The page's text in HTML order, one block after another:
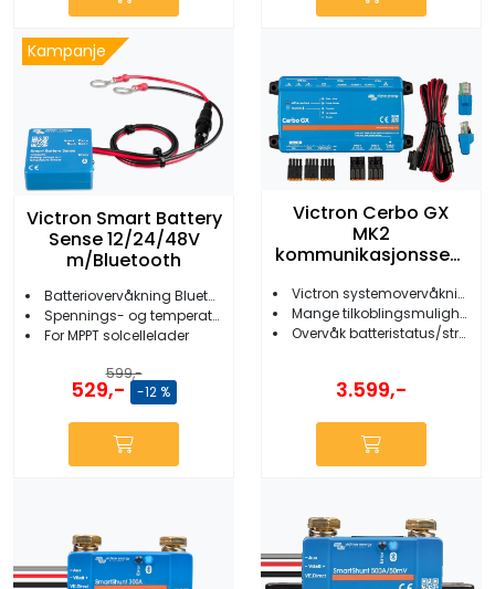
Kampanje
Victron Smart Battery
Sense 12/24/48V
m/Bluetooth
Batteriovervåkning Bluetooth
Spennings- og temperatursensor
For MPPT solcellelader
599,-
529,- -12 %
Victron Cerbo GX
MK2
kommunikasjonssent
Victron systemovervåkning
Mange tilkoblingsmuligheter
Overvåk batteristatus/strømforbruk/ladetilstand/tankmålere m.m.
3.599,-